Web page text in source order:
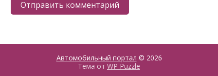
Автомобильный портал © 2026
Тема от WP Puzzle